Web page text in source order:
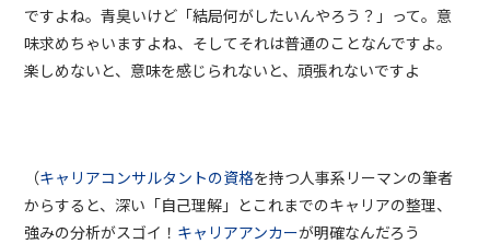
ですよね。青臭いけど「結局何がしたいんやろう？」って。意
味求めちゃいますよね、そしてそれは普通のことなんですよ。
楽しめないと、意味を感じられないと、頑張れないですよ
（キャリアコンサルタントの資格を持つ人事系リーマンの筆者
からすると、深い「自己理解」とこれまでのキャリアの整理、
強みの分析がスゴイ！ キャリアアンカーが明確なんだろう